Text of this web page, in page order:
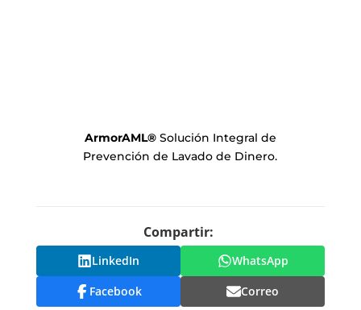
ArmorAML® Solución Integral de
Prevención de Lavado de Dinero.
Compartir:
LinkedIn
WhatsApp
Facebook
Correo